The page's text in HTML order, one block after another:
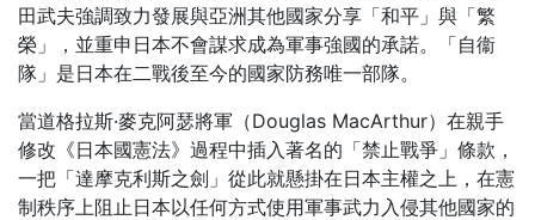
田武夫強調致力發展與亞洲其他國家分享「和平」與「繁
榮」，並重申日本不會謀求成為軍事強國的承諾。「自衞
隊」是日本在二戰後至今的國家防務唯一部隊。
當道格拉斯·麥克阿瑟將軍（Douglas MacArthur）在親手
修改《日本國憲󠄁法》過程中插入著名的「禁止戰爭」條款，
一把「達摩克利斯之劍」從此就懸掛在日本主權之上，在憲
制秩序上阻止日本以任何方式使用軍事武力入侵其他國家的